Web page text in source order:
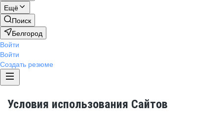
Ещё
Поиск
Белгород
Войти
Войти
Создать резюме
Условия использования Сайтов